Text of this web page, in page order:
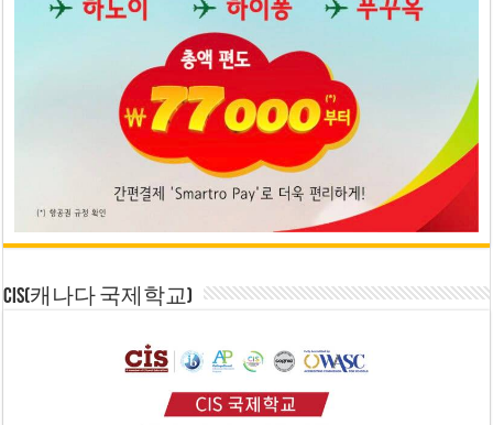
CIS(캐나다 국제학교)